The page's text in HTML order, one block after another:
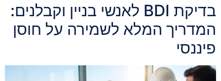
בדיקת BDI לאנשי בניין וקבלנים:
המדריך המלא לשמירה על חוסן
פיננסי